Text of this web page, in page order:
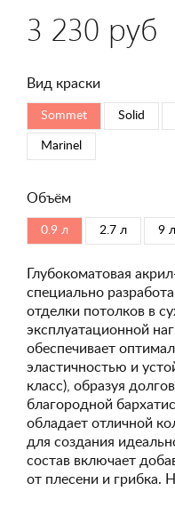
3 230 руб
Вид краски
Sommet Solid
Marinel
Объём
0.9 л 2.7 л 9 л
Глубокоматовая
специально
отделки потолков в
эксплуатационной
обеспечивает
эластичностью и
класс), образуя
благородной
обладает отличной
для создания
состав включает
от плесени и грибка.